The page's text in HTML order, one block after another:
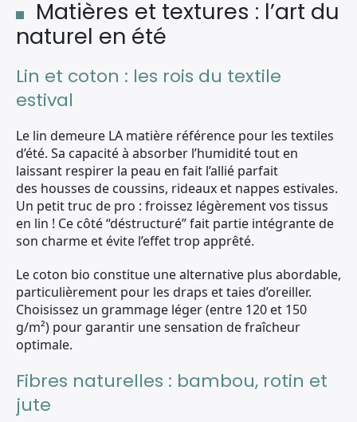
Matières et textures : l’art du
naturel en été
Lin et coton : les rois du textile
estival
Le lin demeure LA matière référence pour les textiles
d’été. Sa capacité à absorber l’humidité tout en
laissant respirer la peau en fait l’allié parfait
des housses de coussins, rideaux et nappes estivales.
Un petit truc de pro : froissez légèrement vos tissus
en lin ! Ce côté “déstructuré” fait partie intégrante de
son charme et évite l’effet trop apprêté.
Le coton bio constitue une alternative plus abordable,
particulièrement pour les draps et taies d’oreiller.
Choisissez un grammage léger (entre 120 et 150
g/m²) pour garantir une sensation de fraîcheur
optimale.
Fibres naturelles : bambou, rotin et
jute